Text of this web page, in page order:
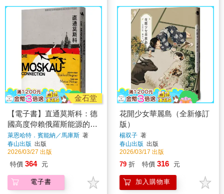
金石堂
【電子書】直通莫斯科：德
國高度仰賴俄羅斯能源的局
面如何造成
萊恩哈特．賓能納／馬庫斯 著
春山出版 出版
2026/03/27 出版
特價 364 元
電子書
花開少女華麗島（全新修訂
版）
楊双子 著
春山出版 出版
2026/03/17 出版
79 折 特價 316 元
加入購物車